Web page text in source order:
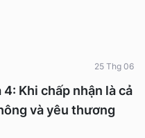
Khi chấp nhận là cả
và yêu thương
25 Thg 06